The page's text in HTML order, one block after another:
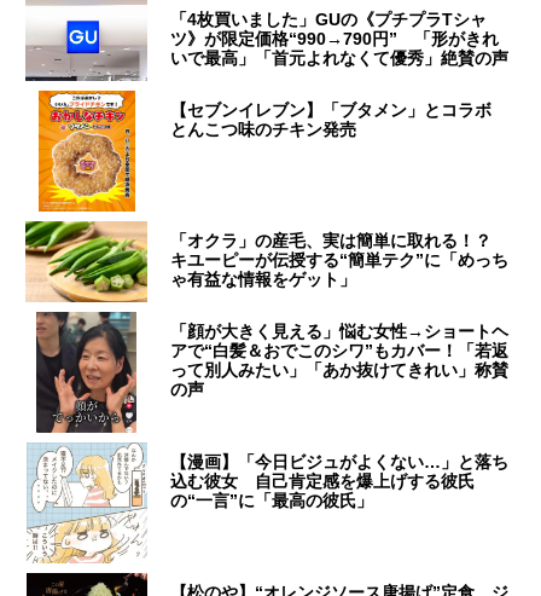
「4枚買いました」GUの《プチプラTシャ
ツ》が限定価格“990→790円” 「形がきれ
いで最高」「首元よれなくて優秀」絶賛の声
【セブンイレブン】「ブタメン」とコラボ
とんこつ味のチキン発売
「オクラ」の産毛、実は簡単に取れる！？
キユーピーが伝授する“簡単テク”に「めっち
ゃ有益な情報をゲット」
「顔が大きく見える」悩む女性→ショートヘ
アで“白髪＆おでこのシワ”もカバー！「若返
って別人みたい」「あか抜けてきれい」称賛
の声
【漫画】「今日ビジュがよくない…」と落ち
込む彼女 自己肯定感を爆上げする彼氏
の“一言”に「最高の彼氏」
【松のや】“オレンジソース唐揚げ”定食 ジ